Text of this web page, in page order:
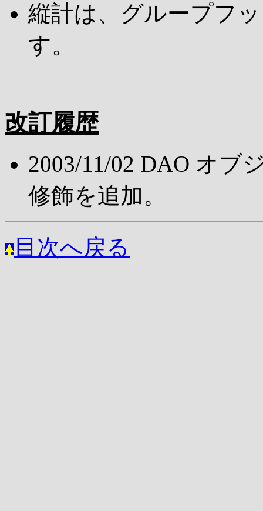
縦計は、グループフ
す。
改訂履歴
2003/11/02 DAO オブ
修飾を追加。
目次へ戻る